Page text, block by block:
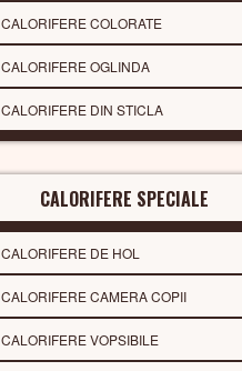
CALORIFERE COLORATE
CALORIFERE OGLINDA
CALORIFERE DIN STICLA
CALORIFERE SPECIALE
CALORIFERE DE HOL
CALORIFERE CAMERA COPII
CALORIFERE VOPSIBILE